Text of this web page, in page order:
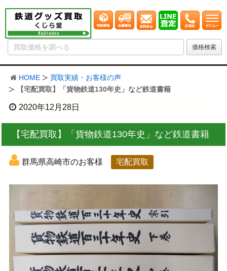
HOME
買取実績・お客様の声
【宅配買取】「貨物鉄道130年史」など鉄道書籍
2020年12月28日
【宅配買取】「貨物鉄道130年史」など鉄道書籍
群馬県高崎市のお客様 宅配買取